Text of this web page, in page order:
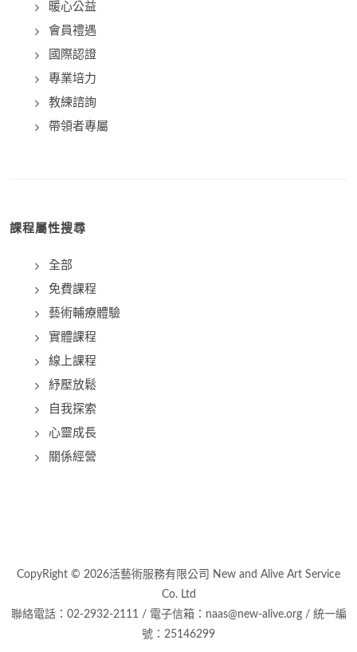
暖心公益
會員禮遇
國際認證
專業培力
教練諮詢
帶領者專屬
課程屬性搜尋
全部
免費課程
藝術輔療體驗
實體課程
線上課程
紓壓放鬆
自我探索
心靈成長
關係經營
CopyRight © 2026活藝術服務有限公司 New and Alive Art Service
Co. Ltd
聯絡電話：02-2932-2111 / 電子信箱：naas@new-alive.org / 統一編
號：25146299